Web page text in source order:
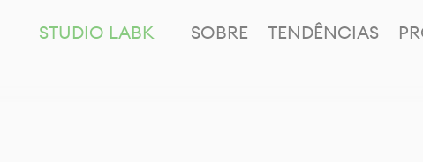
STUDIO LABK SOBRE TENDÊNCIAS